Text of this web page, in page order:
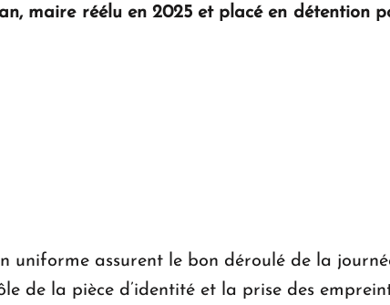
maire réélu en 2025 et placé en détention
uniforme assurent le bon déroulé de la
de la pièce d’identité et la prise des